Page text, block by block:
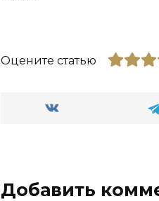
Оцените статью
Добавить